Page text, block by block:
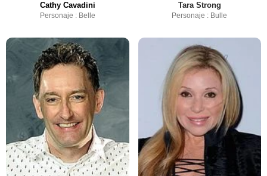
Cathy Cavadini
Personaje : Belle
Tara Strong
Personaje : Bulle